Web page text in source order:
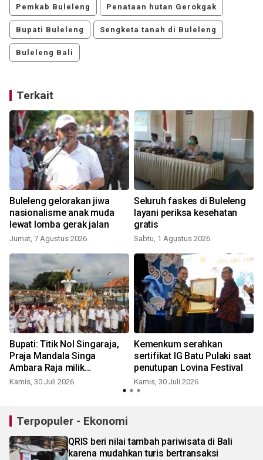
Pemkab Buleleng Penataan hutan Gerokgak
Bupati Buleleng Sengketa tanah di Buleleng
Buleleng Bali
Terkait
Buleleng gelorakan jiwa
nasionalisme anak muda
lewat lomba gerak jalan
Jumat, 7 Agustus 2026
Seluruh faskes di Buleleng
layani periksa kesehatan
gratis
Sabtu, 1 Agustus 2026
Bupati: Titik Nol Singaraja,
Praja Mandala Singa
Ambara Raja milik
masyarakat Buleleng
Kamis, 30 Juli 2026
Kemenkum serahkan
sertifikat IG Batu Pulaki saat
penutupan Lovina Festival
Kamis, 30 Juli 2026
Terpopuler - Ekonomi
QRIS beri nilai tambah pariwisata di Bali
karena mudahkan turis bertransaksi